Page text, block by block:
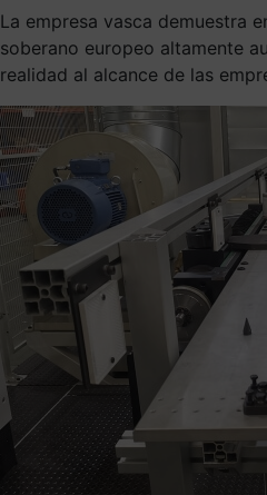
La empresa vasca demuestra
soberano europeo altamente
realidad al alcance de las